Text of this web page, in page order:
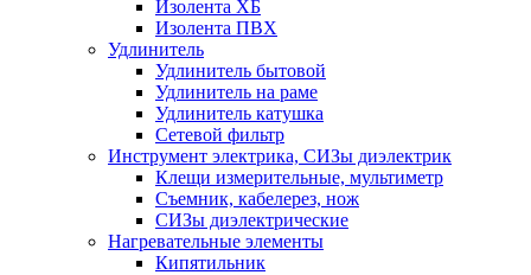
Изолента ХБ
Изолента ПВХ
Удлинитель
Удлинитель бытовой
Удлинитель на раме
Удлинитель катушка
Сетевой фильтр
Инструмент электрика, СИЗы диэлектрик
Клещи измерительные, мультиметр
Съемник, кабелерез, нож
СИЗы диэлектрические
Нагревательные элементы
Кипятильник